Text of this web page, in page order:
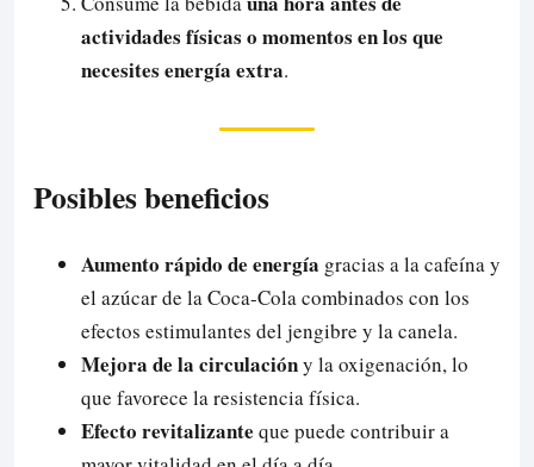
actividades físicas o momentos en los que
necesites energía extra.
Posibles beneficios
Aumento rápido de energía gracias a la cafeína y
el azúcar de la Coca-Cola combinados con los
efectos estimulantes del jengibre y la canela.
Mejora de la circulacióny la oxigenación, lo
que favorece la resistencia física.
Efecto revitalizante que puede contribuir a